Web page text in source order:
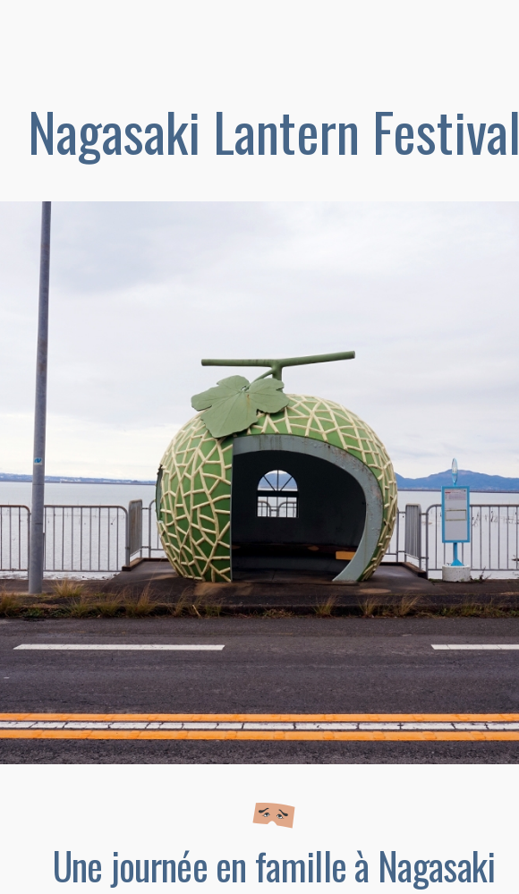
Nagasaki Lantern Festival
Une journée en famille à Nagasaki